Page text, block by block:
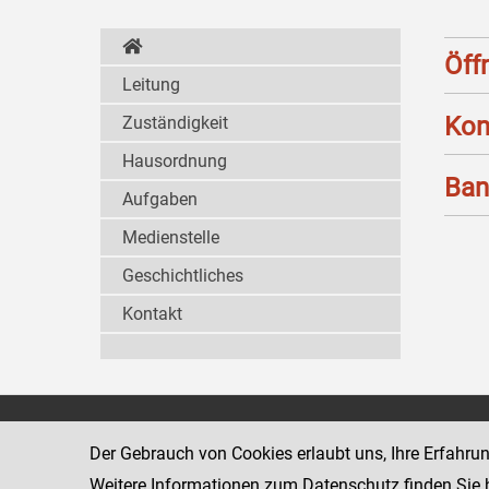
Leitung
Zuständigkeit
Hausordnung
Aufgaben
Medienstelle
Geschichtliches
Kontakt
Der Gebrauch von Cookies erlaubt uns, Ihre